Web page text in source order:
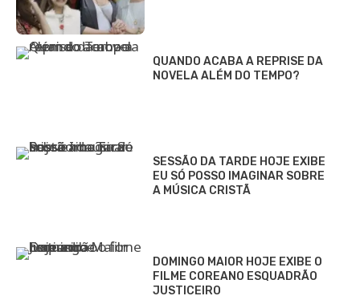
QUANDO ACABA A REPRISE DA
NOVELA ALÉM DO TEMPO?
SESSÃO DA TARDE HOJE EXIBE
EU SÓ POSSO IMAGINAR SOBRE
A MÚSICA CRISTÃ
DOMINGO MAIOR HOJE EXIBE O
FILME COREANO ESQUADRÃO
JUSTICEIRO